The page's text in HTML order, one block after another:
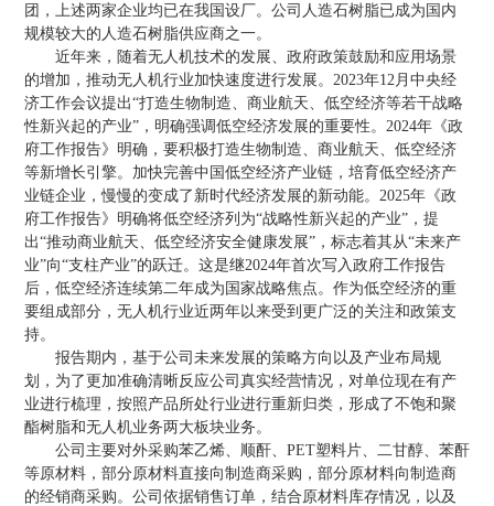
团，上述两家企业均已在我国设厂。公司人造石树脂已成为国内
规模较大的人造石树脂供应商之一。
近年来，随着无人机技术的发展、政府政策鼓励和应用场景
的增加，推动无人机行业加快速度进行发展。2023年12月中央经
济工作会议提出“打造生物制造、商业航天、低空经济等若干战略
性新兴起的产业”，明确强调低空经济发展的重要性。2024年《政
府工作报告》明确，要积极打造生物制造、商业航天、低空经济
等新增长引擎。加快完善中国低空经济产业链，培育低空经济产
业链企业，慢慢的变成了新时代经济发展的新动能。2025年《政
府工作报告》明确将低空经济列为“战略性新兴起的产业”，提
出“推动商业航天、低空经济安全健康发展”，标志着其从“未来产
业”向“支柱产业”的跃迁。这是继2024年首次写入政府工作报告
后，低空经济连续第二年成为国家战略焦点。作为低空经济的重
要组成部分，无人机行业近两年以来受到更广泛的关注和政策支
持。
报告期内，基于公司未来发展的策略方向以及产业布局规
划，为了更加准确清晰反应公司真实经营情况，对单位现在有产
业进行梳理，按照产品所处行业进行重新归类，形成了不饱和聚
酯树脂和无人机业务两大板块业务。
公司主要对外采购苯乙烯、顺酐、PET塑料片、二甘醇、苯酐
等原材料，部分原材料直接向制造商采购，部分原材料向制造商
的经销商采购。公司依据销售订单，结合原材料库存情况，以及